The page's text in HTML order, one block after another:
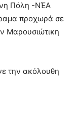
Πόλη -ΝΈΑ
προχωρά σε
Μαρουσιώτικη
την ακόλουθη